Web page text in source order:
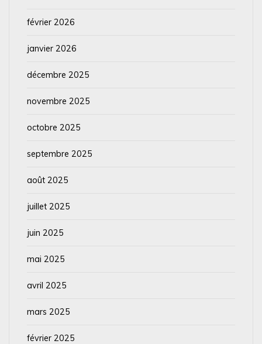
février 2026
janvier 2026
décembre 2025
novembre 2025
octobre 2025
septembre 2025
août 2025
juillet 2025
juin 2025
mai 2025
avril 2025
mars 2025
février 2025